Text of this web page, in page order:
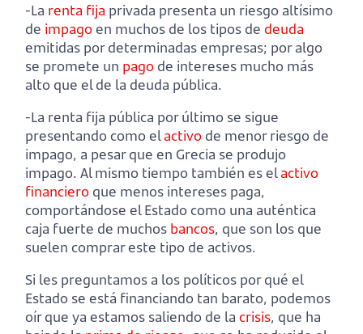
-La renta fija privada presenta un riesgo altísimo
de impagoen muchos de los tipos de deuda
emitidas por determinadas empresas; por algo
se promete un pago de intereses mucho más
alto que el de la deuda pública.
-La renta fija pública por último se sigue
presentando como elactivo de menor riesgo de
impago, a pesar que en Grecia se produjo
impago. Al mismo tiempo también es elactivo
financiero que menos intereses paga,
comportándose el Estado como una auténtica
caja fuerte de muchos bancos, que son los que
suelen comprar este tipo de activos.
Si les preguntamos a los políticos por qué el
Estado se está financiando tan barato, podemos
oír que ya estamos saliendo de la crisis, que ha